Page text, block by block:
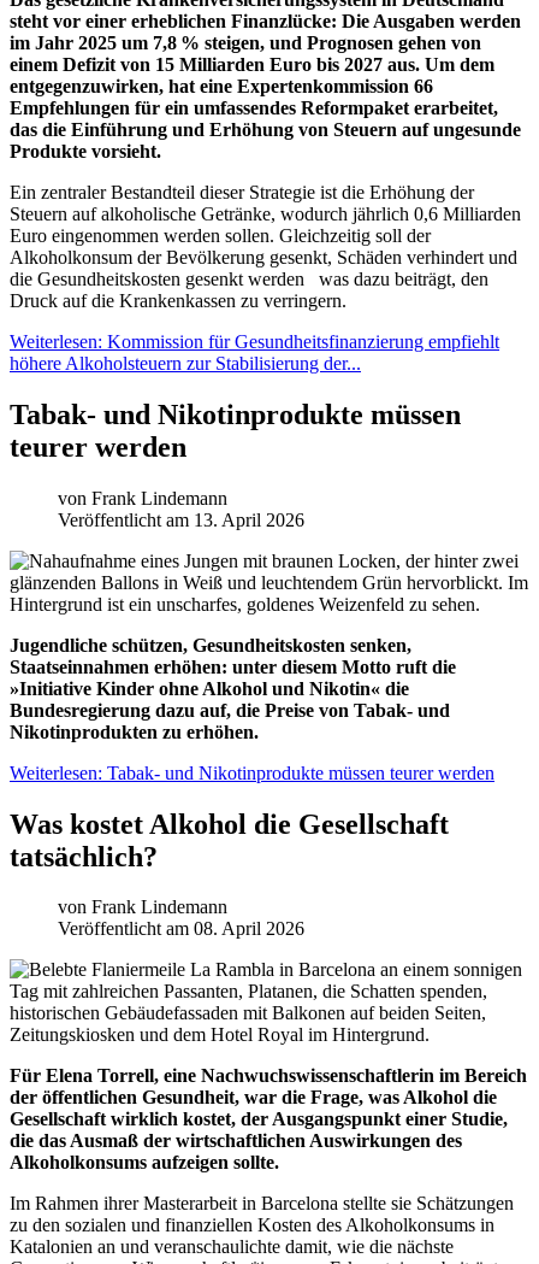
steht vor einer erheblichen Finanzlücke: Die Ausgaben werden
im Jahr 2025 um 7,8 % steigen, und Prognosen gehen von
einem Defizit von 15 Milliarden Euro bis 2027 aus. Um dem
entgegenzuwirken, hat eine Expertenkommission 66
Empfehlungen für ein umfassendes Reformpaket erarbeitet,
das die Einführung und Erhöhung von Steuern auf ungesunde
Produkte vorsieht.
Ein zentraler Bestandteil dieser Strategie ist die Erhöhung der
Steuern auf alkoholische Getränke, wodurch jährlich 0,6 Milliarden
Euro eingenommen werden sollen. Gleichzeitig soll der
Alkoholkonsum der Bevölkerung gesenkt, Schäden verhindert und
die Gesundheitskosten gesenkt werden was dazu beiträgt, den
Druck auf die Krankenkassen zu verringern.
Weiterlesen: Kommission für Gesundheitsfinanzierung empfiehlt
höhere Alkoholsteuern zur Stabilisierung der...
Tabak- und Nikotinprodukte müssen
teurer werden
von Frank Lindemann
Veröffentlicht am 13. April 2026
Jugendliche schützen, Gesundheitskosten senken,
Staatseinnahmen erhöhen: unter diesem Motto ruft die
»Initiative Kinder ohne Alkohol und Nikotin« die
Bundesregierung dazu auf, die Preise von Tabak- und
Nikotinprodukten zu erhöhen.
Weiterlesen: Tabak- und Nikotinprodukte müssen teurer werden
Was kostet Alkohol die Gesellschaft
tatsächlich?
von Frank Lindemann
Veröffentlicht am 08. April 2026
Für Elena Torrell, eine Nachwuchswissenschaftlerin im Bereich
der öffentlichen Gesundheit, war die Frage, was Alkohol die
Gesellschaft wirklich kostet, der Ausgangspunkt einer Studie,
die das Ausmaß der wirtschaftlichen Auswirkungen des
Alkoholkonsums aufzeigen sollte.
Im Rahmen ihrer Masterarbeit in Barcelona stellte sie Schätzungen
zu den sozialen und finanziellen Kosten des Alkoholkonsums in
Katalonien an und veranschaulichte damit, wie die nächste